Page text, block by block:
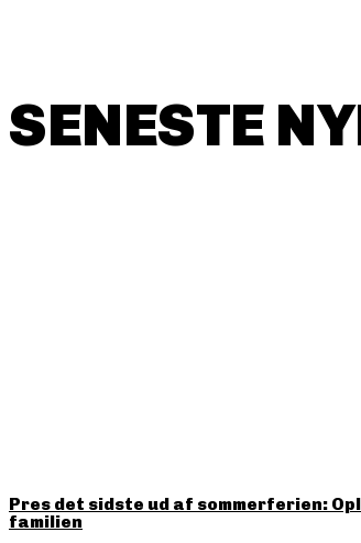
SENESTE
Pres det sidste ud af sommerferien:
familien